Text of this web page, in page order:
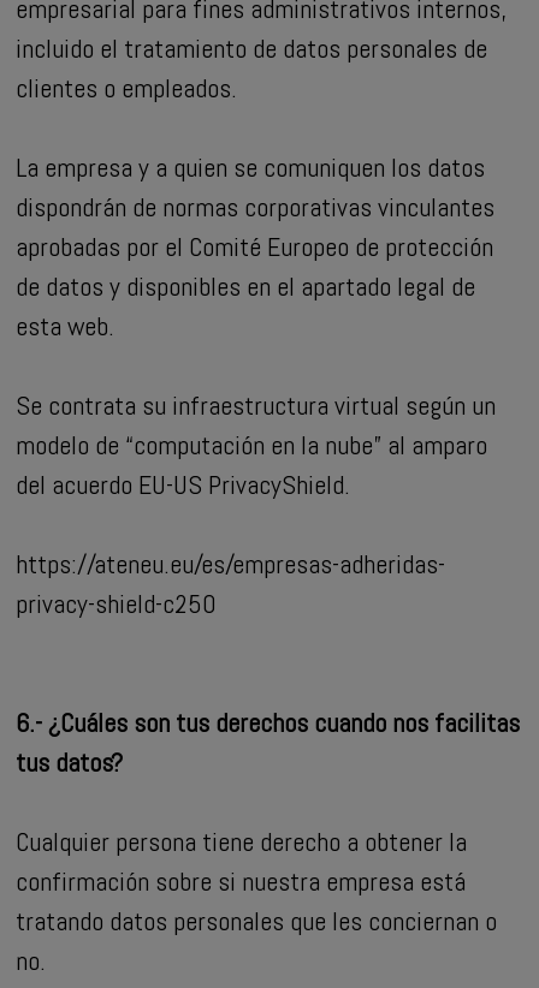
empresarial para fines administrativos internos,
incluido el tratamiento de datos personales de
clientes o empleados.
La empresa y a quien se comuniquen los datos
dispondrán de normas corporativas vinculantes
aprobadas por el Comité Europeo de protección
de datos y disponibles en el apartado legal de
esta web.
Se contrata su infraestructura virtual según un
modelo de “computación en la nube” al amparo
del acuerdo EU-US PrivacyShield.
https://ateneu.eu/es/empresas-adheridas-
privacy-shield-c250
6.- ¿Cuáles son tus derechos cuando nos facilitas
tus datos?
Cualquier persona tiene derecho a obtener la
confirmación sobre si nuestra empresa está
tratando datos personales que les conciernan o
no.